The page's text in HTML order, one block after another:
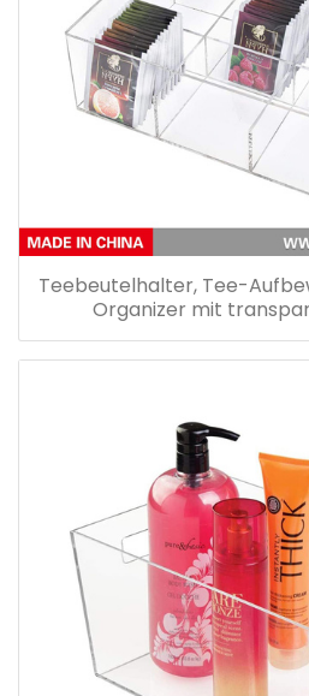
Teebeutelhalter, Tee-
Organizer mit